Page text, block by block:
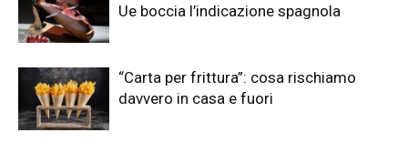
Ue boccia l’indicazione spagnola
“Carta per frittura”: cosa rischiamo
davvero in casa e fuori